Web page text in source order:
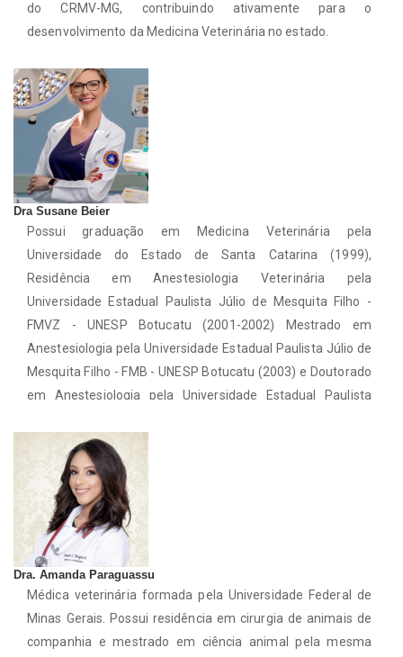
do CRMV-MG, contribuindo ativamente para o
desenvolvimento da Medicina Veterinária no estado.
Dra Susane Beier
Possui graduação em Medicina Veterinária pela
Universidade do Estado de Santa Catarina (1999),
Residência em Anestesiologia Veterinária pela
Universidade Estadual Paulista Júlio de Mesquita Filho -
FMVZ - UNESP Botucatu (2001-2002) Mestrado em
Anestesiologia pela Universidade Estadual Paulista Júlio de
Mesquita Filho - FMB - UNESP Botucatu (2003) e Doutorado
em Anestesiologia pela Universidade Estadual Paulista
Professora Substituta de Anestesiologia Veterinária na
Universidade do Estado de Santa Catarina - UDESC (2007 -
2012). Atualmente é Professora Adjunto IV de
Anestesiologia Veterinária da Escola de Veterinária da
Universidade Federal de Minas Gerais. Abordando dentro de
suas Linhas de Pesquisa: Anestesia Total Intravenosa,
Avaliação de Dor e Terapia Intensiva.
Dra. Amanda Paraguassu
Médica veterinária formada pela Universidade Federal de
Minas Gerais. Possui residência em cirurgia de animais de
companhia e mestrado em ciência animal pela mesma